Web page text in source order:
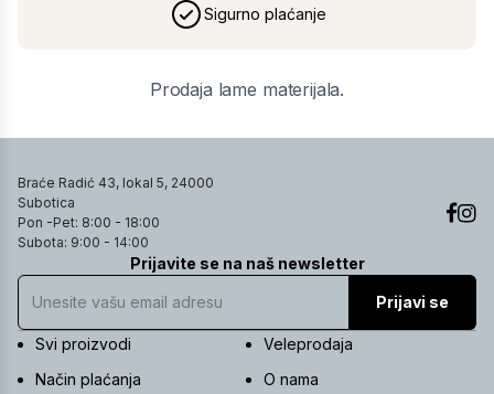
Sigurno plaćanje
Prodaja lame materijala.
Braće Radić 43, lokal 5, 24000
Subotica
Pon -Pet: 8:00 - 18:00
Subota: 9:00 - 14:00
Prijavite se na naš newsletter
Prijavi se
Svi proizvodi
Veleprodaja
Način plaćanja
O nama